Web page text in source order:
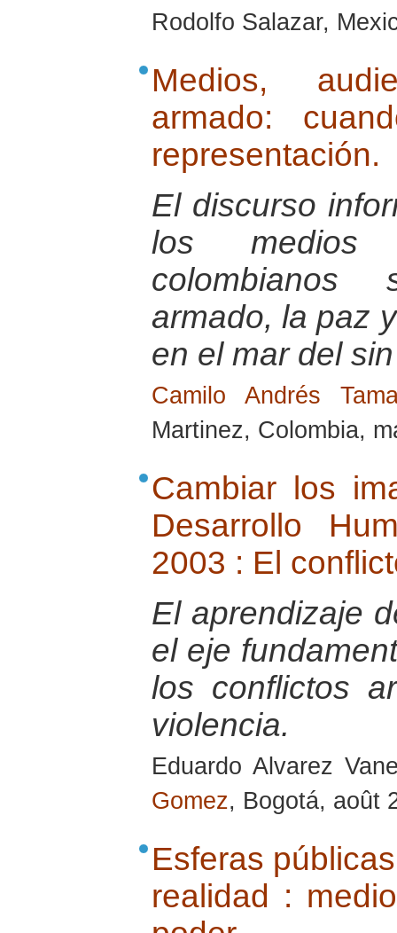
Rodolfo Salazar,
Medios,
armado:
representación.
El discurso
los medios
armado, la paz
en el mar del
Camilo Andrés
Martinez, Colombia,
Cambiar los
Desarrollo
2003 : El
El aprendizaje
el eje
los conflictos
violencia.
Eduardo Alvarez
Gomez, Bogotá, août
Esferas
realidad :